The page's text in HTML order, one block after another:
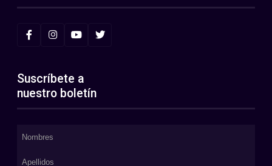
Suscríbete a
nuestro boletín